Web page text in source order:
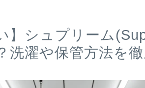
】シュプリーム
洗濯や保管方法を徹